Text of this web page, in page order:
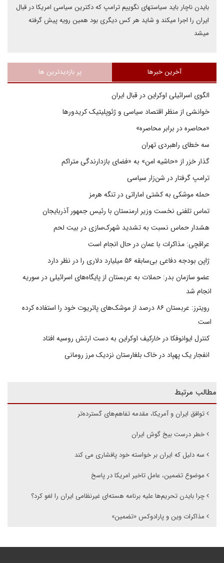
بایدن ناچار باید سیاستهای نگوییم ترامپ که دکترین سیاسی امریکا در قبال
ایران را اجرا میکند و شاید هر کس دیگری بود همین رویه پیش گرفته
میشد
آخرین خبرها پر بازدیدترین ها
الگوی اسرائیلی اوکراین در قبال ایران
خوانشی از منظر اقتصاد سیاسی و ژئوپلیتیک کریدورها
«محاصره در برابر محاصره»
سه خطای راهبردی تهران
گذار خزر از «حاشیه امن» به «فضای بازدارندگی متراکم
ترامپ گرفتار در شن‌زار سیاسی
حمله موشکی به کشتی اماراتی در تنگه هرمز
تماس تلفنی نخست وزیر ارمنستان با رئیس جمهور آذربایجان
هشدار حماس نسبت به تشدید شهرک‌سازی در بیت‌ لحم
عراقچی: مذاکرات با عمان در حال انجام است
ژاپن بودجه دفاعی بی‌سابقه ۵۶ میلیارد دلاری را در نظر دارد
عضو سازمان بدر: حملات به عربستان از پایگاه‌های اسرائیلی در سوریه
انجام شد
رویترز: عربستان ۸۶ درصد از موشک‌های پاتریوت خود را استفاده کرده
است
کنترل ایوانوفکا در خارکیف اوکراین به دست ارتش روسیه افتاد
انفجار یک پهپاد در خاک بلغارستان نزدیک مرز رومانی
مطالب مرتبط
توافق ایران و آمریکا، مقدمه‌ تفاهم‌های گسترده‌تر
خطر درست بیخ گوش ایران
سه دلیل که ایران بر خواسته خود پافشاری می کند
موضوع تضمین، عامل تاخیر امریکا در پاسخ
چرا بایدن تحریم‌ها علیه برنامه هسته‌ای غیرنظامی ایران را لغو کرد؟
‌مذاکرات وین و پارادوکس «تضمین»